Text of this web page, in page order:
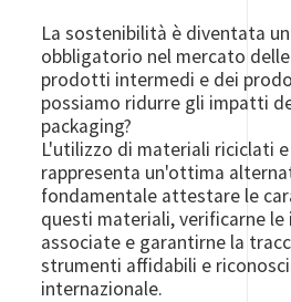
La sostenibilità è diventata
obbligatorio nel mercato
prodotti intermedi e dei
possiamo ridurre gli impatti
packaging?
L'utilizzo di materiali riciclati
rappresenta un'ottima
fondamentale attestare le
questi materiali, verificarne le
associate e garantirne la
strumenti affidabili e
internazionale.